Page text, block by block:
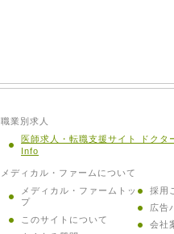
職業別求人
医師求人・転職支援サイト ドクタ
Info
メディカル・ファームについて
メディカル・ファームトッ
プ
このサイトについて
採用
広告
会社